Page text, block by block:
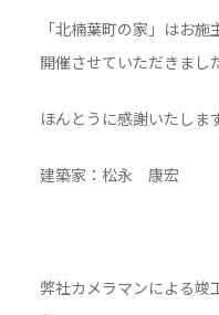
「北楠葉町の家」はお
開催させていただきまし
ほんとうに感謝いたしま
建築家：松永 康宏
弊社カメラマンによる竣